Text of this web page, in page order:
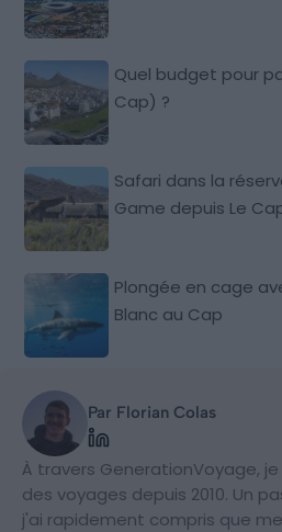
Quel budget pour
Cap) ?
Safari dans la
Game depuis Le
Plongée en cage
Blanc au Cap
Par Florian Colas
À travers GenerationVoyage,
des voyages depuis 2010. Un
j'ai rapidement compris que